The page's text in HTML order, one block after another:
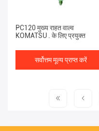
PC120 मुख्य राहत वाल्व
KOMATSU . के लिए प्रयुक्त
सर्वोत्तम मूल्य प्राप्त करें